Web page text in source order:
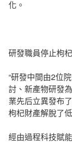
化。
研發職員停止枸
“研發中間由2位
討、新產物研發
業先后立異發布
枸杞財產解脫了
經由過程科技賦